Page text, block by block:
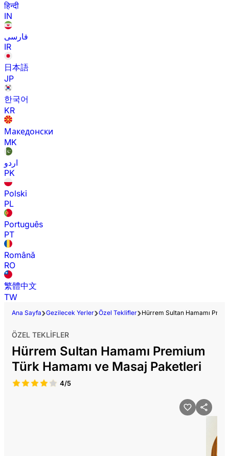
हिन्दी
IN
فارسی
IR
日本語
JP
한국어
KR
Македонски
MK
اردو
PK
Polski
PL
Português
PT
Română
RO
繁體中文
TW
Ana Sayfa Gezilecek Yerler Özel Teklifler Hürrem Sultan Hamamı
ÖZEL TEKLIFLER
Hürrem Sultan Hamamı Premium
Türk Hamamı ve Masaj Paketleri
4/5